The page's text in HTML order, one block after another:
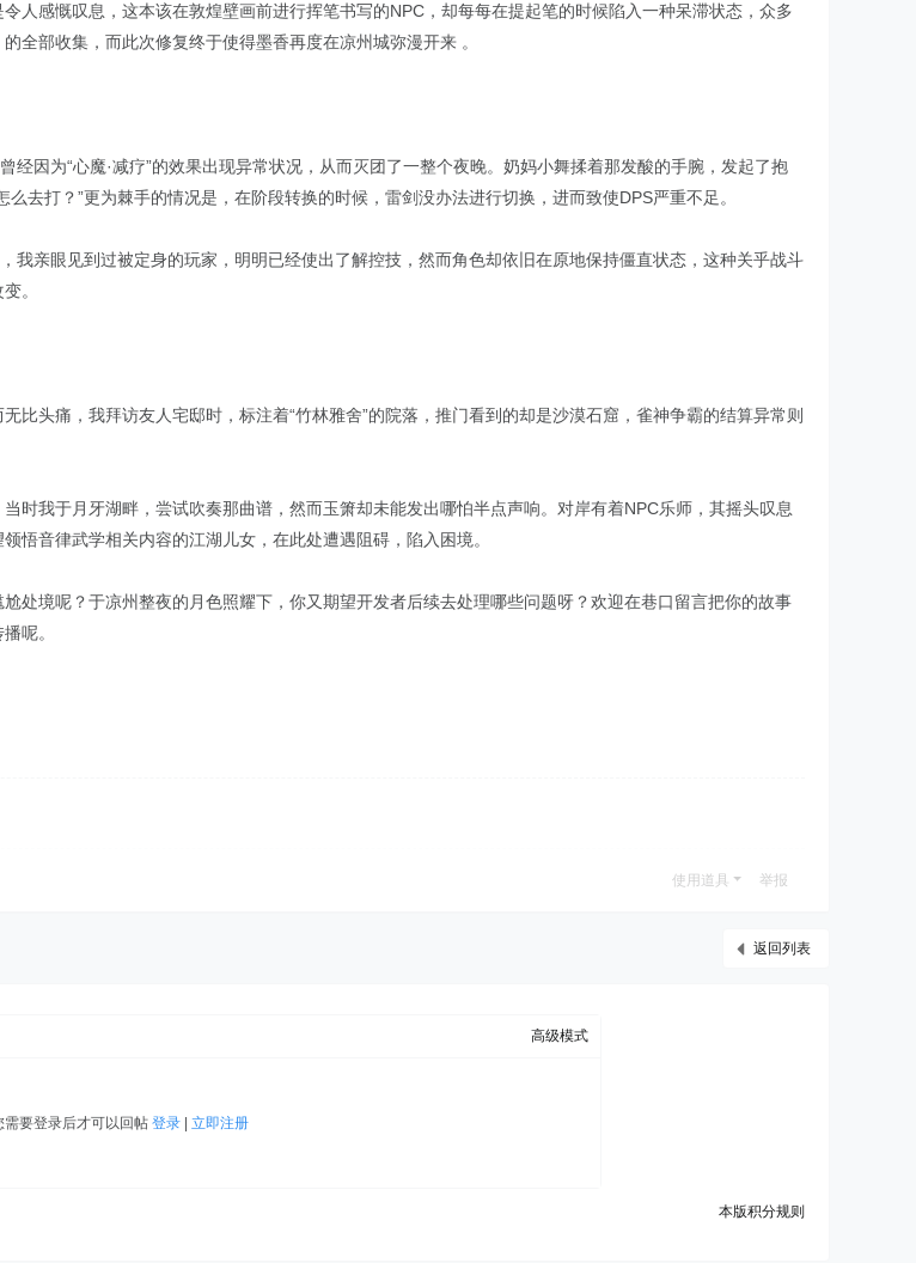
人感慨叹息，这本该在敦煌壁画前进行挥笔书写的NPC，却每每在提起笔的时候陷入一种呆滞状态，众多
全部收集，而此次修复终于使得墨香再度在凉州城弥漫开来 。
经因为“心魔·减疗”的效果出现异常状况，从而灭团了一整个夜晚。奶妈小舞揉着那发酸的手腕，发起了抱
去打？”更为棘手的情况是，在阶段转换的时候，雷剑没办法进行切换，进而致使DPS严重不足。
我亲眼见到过被定身的玩家，明明已经使出了解控技，然而角色却依旧在原地保持僵直状态，这种关乎战斗
。
比头痛，我拜访友人宅邸时，标注着“竹林雅舍”的院落，推门看到的却是沙漠石窟，雀神争霸的结算异常则
时我于月牙湖畔，尝试吹奏那曲谱，然而玉箫却未能发出哪怕半点声响。对岸有着NPC乐师，其摇头叹息
悟音律武学相关内容的江湖儿女，在此处遭遇阻碍，陷入困境。
处境呢？于凉州整夜的月色照耀下，你又期望开发者后续去处理哪些问题呀？欢迎在巷口留言把你的故事
呢。
使用道具 举报
返回列表
高级模式
需要登录后才可以回帖 登录| 立即注册
本版积分规则